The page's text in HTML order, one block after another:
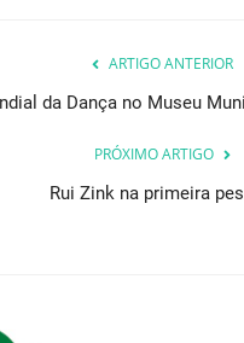
ARTIGO ANTERIOR
da Dança no Museu
PRÓXIMO ARTIGO
Rui Zink na primeira